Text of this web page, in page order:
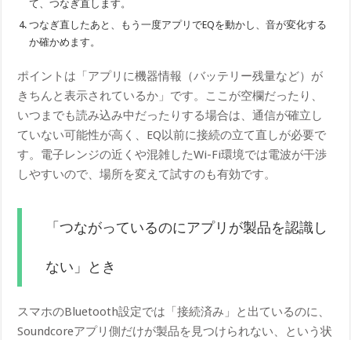
て、つなぎ直します。
つなぎ直したあと、もう一度アプリでEQを動かし、音が変化する
か確かめます。
ポイントは「アプリに機器情報（バッテリー残量など）が
きちんと表示されているか」です。ここが空欄だったり、
いつまでも読み込み中だったりする場合は、通信が確立し
ていない可能性が高く、EQ以前に接続の立て直しが必要で
す。電子レンジの近くや混雑したWi-Fi環境では電波が干渉
しやすいので、場所を変えて試すのも有効です。
「つながっているのにアプリが製品を認識し
ない」とき
スマホのBluetooth設定では「接続済み」と出ているのに、
Soundcoreアプリ側だけが製品を見つけられない、という状